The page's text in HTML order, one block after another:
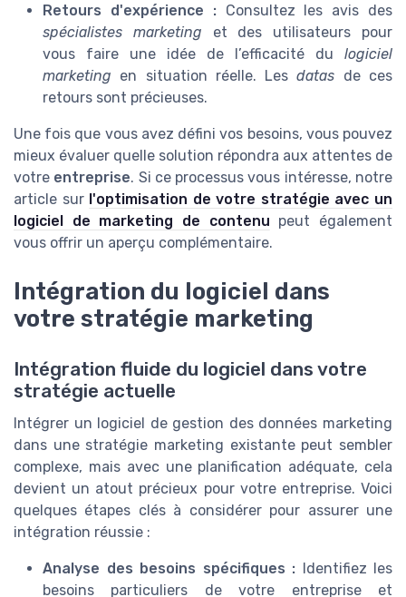
Retours d'expérience :Consultez les avis des
spécialistes marketing et des utilisateurs pour
vous faire une idée de l’efficacité du logiciel
marketing en situation réelle. Lesdatas de ces
retours sont précieuses.
Une fois que vous avez défini vos besoins, vous pouvez
mieux évaluer quelle solution répondra aux attentes de
votre entreprise. Si ce processus vous intéresse, notre
article sur l'optimisation de votre stratégie avec un
logiciel de marketing de contenu peut également
vous offrir un aperçu complémentaire.
Intégration du logiciel dans
votre stratégie marketing
Intégration fluide du logiciel dans votre
stratégie actuelle
Intégrer un logiciel de gestion des données marketing
dans une stratégie marketing existante peut sembler
complexe, mais avec une planification adéquate, cela
devient un atout précieux pour votre entreprise. Voici
quelques étapes clés à considérer pour assurer une
intégration réussie :
Analyse des besoins spécifiques : Identifiez les
besoins particuliers de votre entreprise et